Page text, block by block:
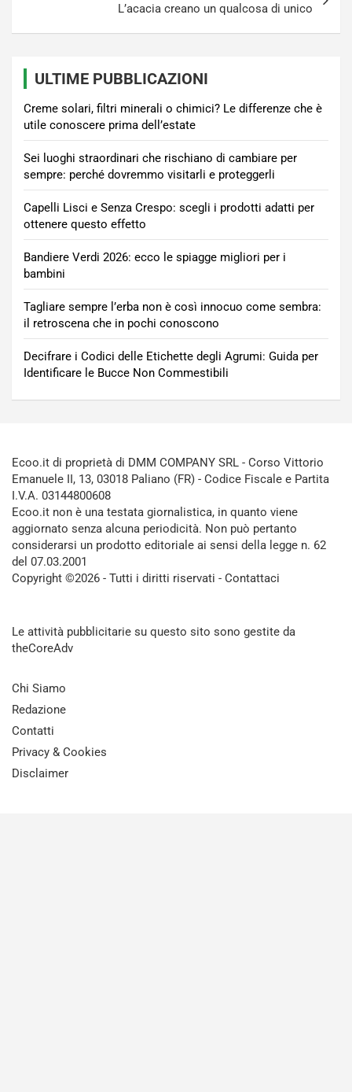
L’acacia creano un qualcosa di unico
ULTIME PUBBLICAZIONI
Creme solari, filtri minerali o chimici? Le differenze che è
utile conoscere prima dell’estate
Sei luoghi straordinari che rischiano di cambiare per
sempre: perché dovremmo visitarli e proteggerli
Capelli Lisci e Senza Crespo: scegli i prodotti adatti per
ottenere questo effetto
Bandiere Verdi 2026: ecco le spiagge migliori per i
bambini
Tagliare sempre l’erba non è così innocuo come sembra:
il retroscena che in pochi conoscono
Decifrare i Codici delle Etichette degli Agrumi: Guida per
Identificare le Bucce Non Commestibili
Ecoo.it di proprietà di DMM COMPANY SRL - Corso Vittorio
Emanuele II, 13, 03018 Paliano (FR) - Codice Fiscale e Partita
I.V.A. 03144800608
Ecoo.it non è una testata giornalistica, in quanto viene
aggiornato senza alcuna periodicità. Non può pertanto
considerarsi un prodotto editoriale ai sensi della legge n. 62
del 07.03.2001
Copyright ©2026 - Tutti i diritti riservati - Contattaci
Le attività pubblicitarie su questo sito sono gestite da
theCoreAdv
Chi Siamo
Redazione
Contatti
Privacy & Cookies
Disclaimer